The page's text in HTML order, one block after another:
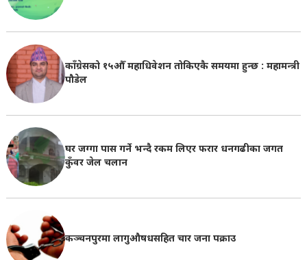
काँग्रेसको १५औँ महाधिवेशन तोकिएकै समयमा हुन्छ : महामन्त्री
पौडेल
घर जग्गा पास गर्ने भन्दै रकम लिएर फरार धनगढीका जगत
कुँवर जेल चलान
कञ्चनपुरमा लागुऔषधसहित चार जना पक्राउ